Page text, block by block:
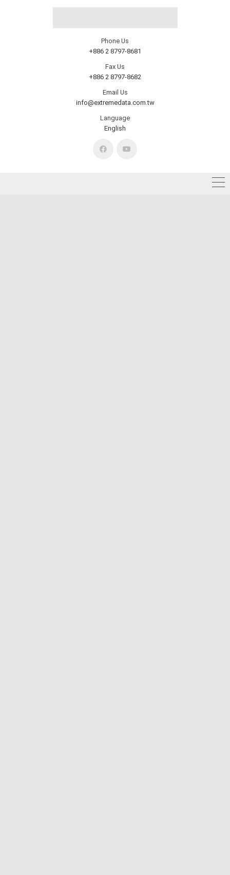
Phone Us
+886 2 8797-8681
Fax Us
+886 2 8797-8682
Email Us
info@extremedata.com.tw
Language
English